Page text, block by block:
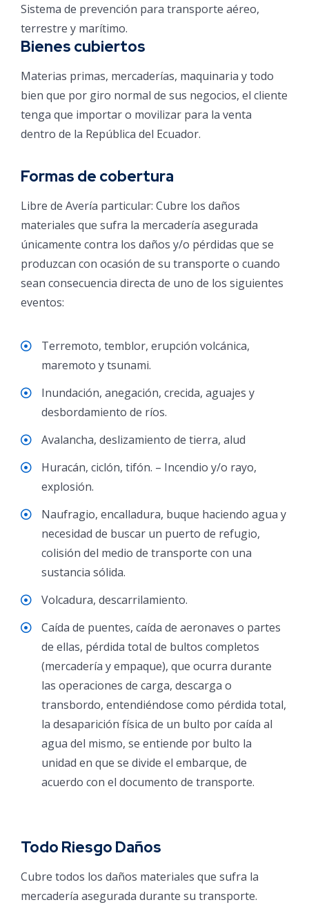
Sistema de prevención para transporte aéreo,
terrestre y marítimo.
Bienes cubiertos
Materias primas, mercaderías, maquinaria y todo
bien que por giro normal de sus negocios, el cliente
tenga que importar o movilizar para la venta
dentro de la República del Ecuador.
Formas de cobertura
Libre de Avería particular: Cubre los daños
materiales que sufra la mercadería asegurada
únicamente contra los daños y/o pérdidas que se
produzcan con ocasión de su transporte o cuando
sean consecuencia directa de uno de los siguientes
eventos:
Terremoto, temblor, erupción volcánica,
maremoto y tsunami.
Inundación, anegación, crecida, aguajes y
desbordamiento de ríos.
Avalancha, deslizamiento de tierra, alud
Huracán, ciclón, tifón. – Incendio y/o rayo,
explosión.
Naufragio, encalladura, buque haciendo agua y
necesidad de buscar un puerto de refugio,
colisión del medio de transporte con una
sustancia sólida.
Volcadura, descarrilamiento.
Caída de puentes, caída de aeronaves o partes
de ellas, pérdida total de bultos completos
(mercadería y empaque), que ocurra durante
las operaciones de carga, descarga o
transbordo, entendiéndose como pérdida total,
la desaparición física de un bulto por caída al
agua del mismo, se entiende por bulto la
unidad en que se divide el embarque, de
acuerdo con el documento de transporte.
Todo Riesgo Daños
Cubre todos los daños materiales que sufra la
mercadería asegurada durante su transporte.